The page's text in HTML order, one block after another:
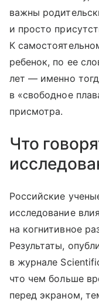
важны
и просто
К
ребенок, по ее
лет — именно
в «свободное
присмотра.
Что
Российские
исследование
на когнитивное
Результаты,
в журнале
что чем больше
перед экраном,